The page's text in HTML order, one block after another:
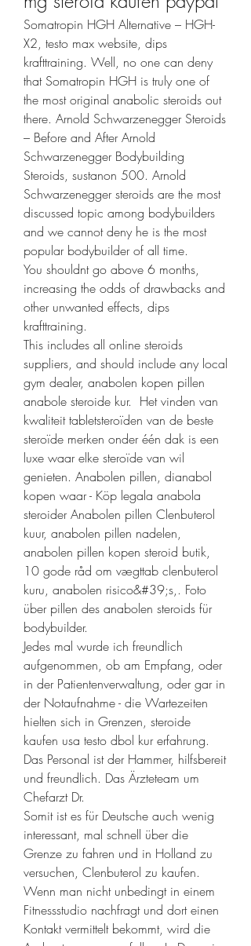
Somatropin HGH Alternative – HGH-
X2, testo max website, dips
krafttraining. Well, no one can deny
that Somatropin HGH is truly one of
the most original anabolic steroids out
there. Arnold Schwarzenegger Steroids
– Before and After Arnold
Schwarzenegger Bodybuilding
Steroids, sustanon 500. Arnold
Schwarzenegger steroids are the most
discussed topic among bodybuilders
and we cannot deny he is the most
popular bodybuilder of all time.
You shouldnt go above 6 months,
increasing the odds of drawbacks and
other unwanted effects, dips
krafttraining.
This includes all online steroids
suppliers, and should include any local
gym dealer, anabolen kopen pillen
anabole steroide kur.  Het vinden van
kwaliteit tabletsteroïden van de beste
steroïde merken onder één dak is een
luxe waar elke steroïde van wil
genieten. Anabolen pillen, dianabol
kopen waar - Köp legala anabola
steroider Anabolen pillen Clenbuterol
kuur, anabolen pillen nadelen,
anabolen pillen kopen steroid butik,
10 gode råd om vægttab clenbuterol
kuru, anabolen risico&#39;s,. Foto
über pillen des anabolen steroids für
bodybuilder.
Jedes mal wurde ich freundlich
aufgenommen, ob am Empfang, oder
in der Patientenverwaltung, oder gar in
der Notaufnahme - die Wartezeiten
hielten sich in Grenzen, steroide
kaufen usa testo dbol kur erfahrung.
Das Personal ist der Hammer, hilfsbereit
und freundlich. Das Ärzteteam um
Chefarzt Dr.
Somit ist es für Deutsche auch wenig
interessant, mal schnell über die
Grenze zu fahren und in Holland zu
versuchen, Clenbuterol zu kaufen.
Wenn man nicht unbedingt in einem
Fitnessstudio nachfragt und dort einen
Kontakt vermittelt bekommt, wird die